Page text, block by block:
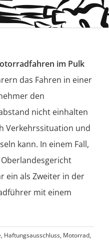
im Pulk
das Fahren in einer
den
nicht einhalten
Verkehrssituation und
kann. In einem Fall,
ein als Zweiter in der
mit einem
, Haftungsausschluss, Motorrad,